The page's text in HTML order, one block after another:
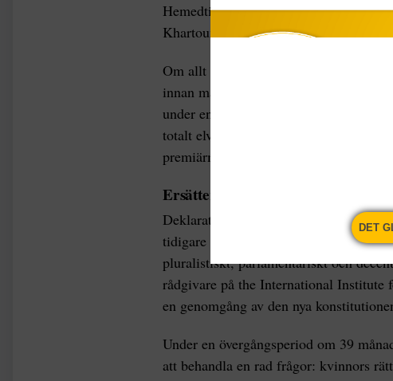
Hemedti, och protestledaren Ahmed
Khartoum närvarade medlare från
Om allt går enligt planerna ska landet
innan månaden är slut. Den
under en ceremoni i Khartoum den 17
totalt elva personer, i det styrande rådet
premiärminister utnämnas och en
Ersätter grundlagen
Deklarationen som består av omkring
tidigare grundlag, och deklarationen
pluralistiskt, parlamentariskt och
rådgivare på the International Institute
en genomgång av den nya
Under en övergångsperiod om 39
att behandla en rad frågor: kvinnors
DET